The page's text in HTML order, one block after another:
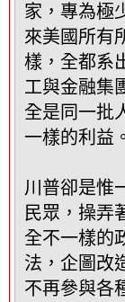
家，專為極
來美國所有
樣，全都系
工與金融集
全是同一批
一樣的利益。
川普卻是惟
民眾，操弄
全不一樣的
法，企圖改
不再參與各